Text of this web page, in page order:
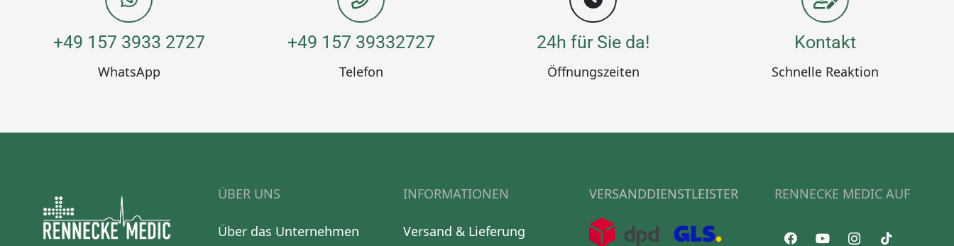
+49 157 3933 2727
WhatsApp
+49 157 39332727
Telefon
24h für Sie da!
Öffnungszeiten
Kontakt
Schnelle Reaktion
ÜBER UNS
Über das Unternehmen
INFORMATIONEN
Versand & Lieferung
VERSANDDIENSTLEISTER RENNECKE MEDIC AUF